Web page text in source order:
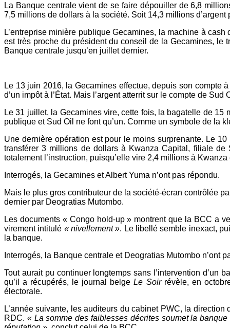
La Banque centrale vient de se faire dépouiller de 6,8
7,5 millions de dollars à la société. Soit 14,3 millions
L’entreprise minière publique Gecamines, la machine à
est très proche du président du conseil de la Gecamines, le
Banque centrale jusqu’en juillet dernier.
Le 13 juin 2016, la Gecamines effectue, depuis son
d’un impôt à l’État. Mais l’argent atterrit sur le compte de
Le 31 juillet, la Gecamines vire, cette fois, la bagatelle de
publique et Sud Oil ne font qu’un. Comme un symbole de la
Une dernière opération est pour le moins surprenante. Le
transférer 3 millions de dollars à Kwanza Capital, filiale
totalement l’instruction, puisqu’elle vire 2,4 millions à
Interrogés, la Gecamines et Albert Yuma n’ont pas répondu.
Mais le plus gros contributeur de la société-écran contrôlée
dernier par Deogratias Mutombo.
Les documents « Congo hold-up » montrent que la BCC a
virement intitulé « nivellement ». Le libellé semble inexact,
la banque.
Interrogés, la Banque centrale et Deogratias Mutombo n’ont
Tout aurait pu continuer longtemps sans l’intervention d’un
qu’il a récupérés, le journal belgeLe Soirrévèle, en
électorale.
L’année suivante, les auditeurs du cabinet PWC, la
RDC. « La somme des faiblesses décrites soumet la